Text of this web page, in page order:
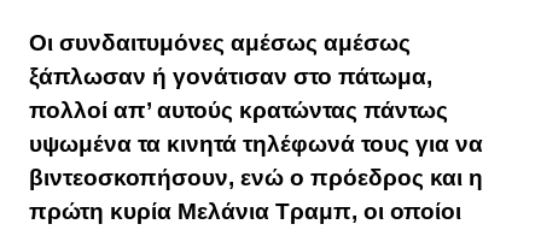
Οι συνδαιτυμόνες αμέσως αμέσως
ξάπλωσαν ή γονάτισαν στο πάτωμα,
πολλοί απ’ αυτούς κρατώντας πάντως
υψωμένα τα κινητά τηλέφωνά τους για να
βιντεοσκοπήσουν, ενώ ο πρόεδρος και η
πρώτη κυρία Μελάνια Τραμπ, οι οποίοι